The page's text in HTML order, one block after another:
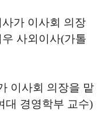
가 이사회 의장
사외이사(가톨
이사회 의장을 맡
대 경영학부 교수)